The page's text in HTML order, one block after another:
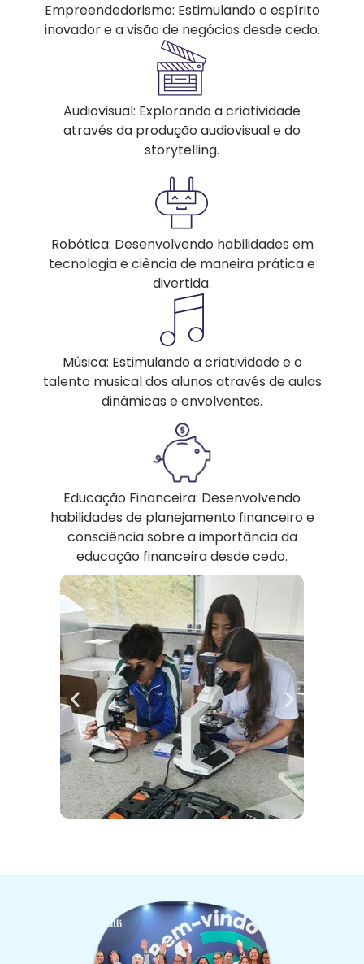
Empreendedorismo: Estimulando o espírito
inovador e a visão de negócios desde cedo.
Audiovisual: Explorando a criatividade
através da produção audiovisual e do
storytelling.
Robótica: Desenvolvendo habilidades em
tecnologia e ciência de maneira prática e
divertida.
Música: Estimulando a criatividade e o
talento musical dos alunos através de aulas
dinâmicas e envolventes.
Educação Financeira: Desenvolvendo
habilidades de planejamento financeiro e
consciência sobre a importância da
educação financeira desde cedo.